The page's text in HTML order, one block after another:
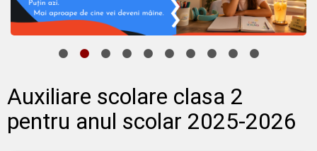
Auxiliare scolare clasa 2
pentru anul scolar 2025-2026